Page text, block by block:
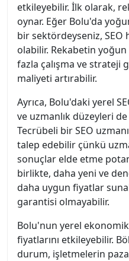
etkileyebilir. İlk olarak,
oynar. Eğer Bolu'da
bir sektördeyseniz, SEO
olabilir. Rekabetin
fazla çalışma ve strateji
maliyeti artırabilir.
Ayrıca, Bolu'daki yerel
ve uzmanlık düzeyleri
Tecrübeli bir SEO
talep edebilir çünkü
sonuçlar elde etme
birlikte, daha yeni ve
daha uygun fiyatlar
garantisi olmayabilir.
Bolu'nun yerel ekonomik
fiyatlarını etkileyebilir.
durum, işletmelerin